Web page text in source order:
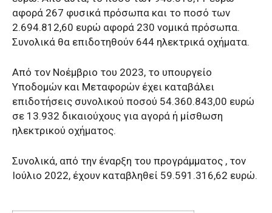
αφορά 267 φυσικά πρόσωπα και το ποσό των
2.694.812,60 ευρώ αφορά 230 νομικά πρόσωπα.
Συνολικά θα επιδοτηθούν 644 ηλεκτρικά οχήματα.
Από τον Νοέμβριο του 2023, το υπουργείο
Υποδομών και Μεταφορών έχει καταβάλει
επιδοτήσεις συνολικού ποσού 54.360.843,00 ευρώ
σε 13.932 δικαιούχους για αγορά ή μίσθωση
ηλεκτρικού οχήματος.
Συνολικά, από την έναρξη του προγράμματος , τον
Ιούλιο 2022, έχουν καταβληθεί 59.591.316,62 ευρώ.